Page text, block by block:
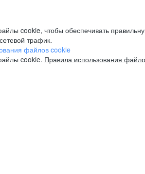
cookie, чтобы обеспечивать
трафик.
файлов cookie
cookie. Правила использования